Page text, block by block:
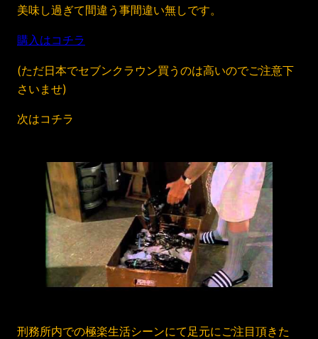
美味し過ぎて間違う事間違い無しです。
購入はコチラ
(ただ日本でセブンクラウン買うのは高いのでご注意下
さいませ)
次はコチラ
刑務所内での極楽生活シーンにて足元にご注目頂きた